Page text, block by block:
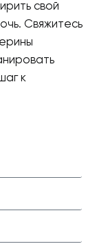
свой
Свяжитесь
к